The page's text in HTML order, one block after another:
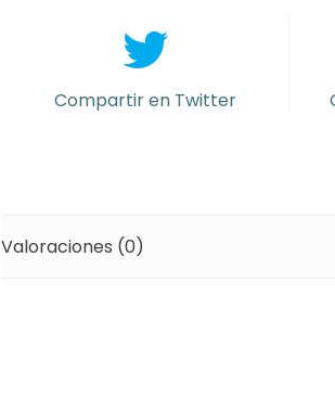
Compartir en Twitter
Valoraciones (0)